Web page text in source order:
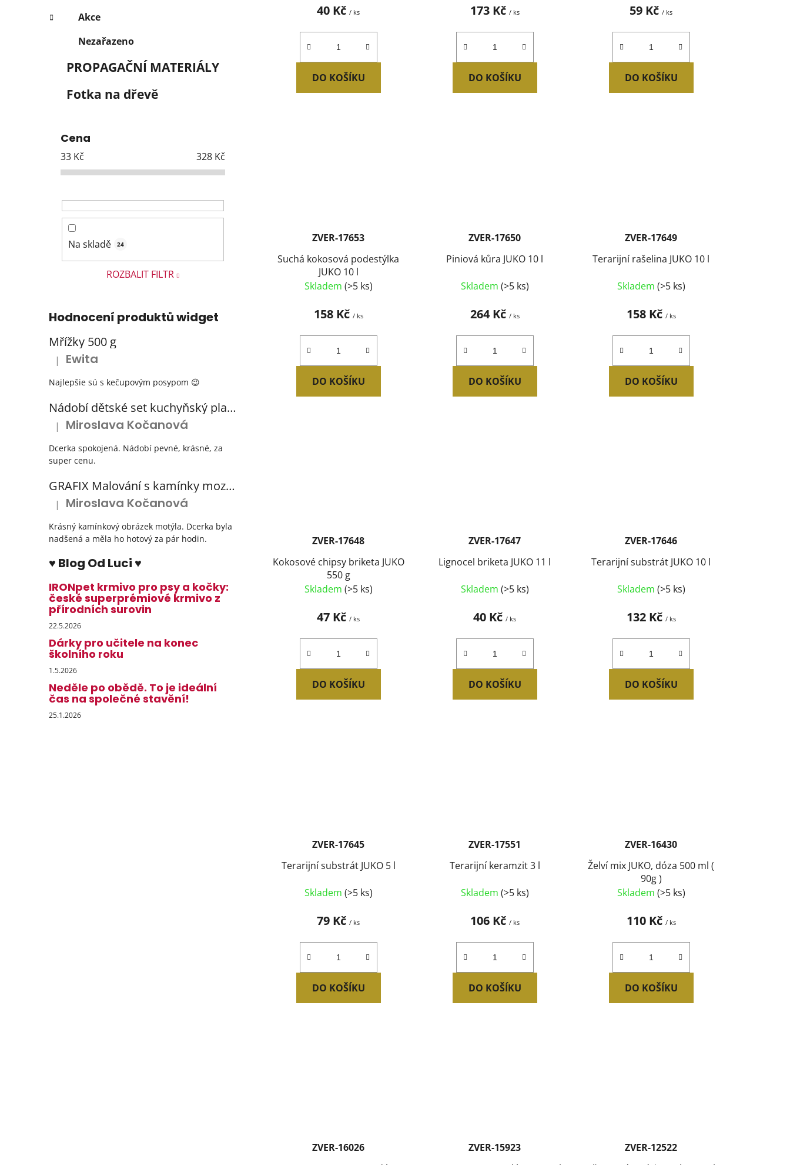
Akce
Nezařazeno
PROPAGAČNÍ MATERIÁLY
Fotka na dřevě
Cena
33 Kč 328 Kč
Na skladě 24
ROZBALIT FILTR
Hodnocení produktů widget
Mřížky 500 g
Hodnocení produktu je 5 z 5 hvězdiček.
| Ewita
Najlepšie sú s kečupovým posypom 😉
Nádobí dětské set kuchyňský plastový s odkapávačem 3 barvy
Hodnocení produktu je 5 z 5 hvězdiček.
| Miroslava Kočanová
Dcerka spokojená. Nádobí pevné, krásné, za
super cenu.
GRAFIX Malování s kamínky mozaika diamantový obrázek 3 druhy
Hodnocení produktu je 5 z 5 hvězdiček.
| Miroslava Kočanová
Krásný kamínkový obrázek motýla. Dcerka byla
nadšená a měla ho hotový za pár hodin.
♥ Blog Od Luci ♥
IRONpet krmivo pro psy a kočky:
české superprémiové krmivo z
přírodních surovin
22.5.2026
Dárky pro učitele na konec
školního roku
1.5.2026
Neděle po obědě. To je ideální
čas na společné stavění!
25.1.2026
40 Kč/ ks
DO KOŠÍKU
173 Kč / ks
DO KOŠÍKU
59 Kč/ ks
DO KOŠÍKU
ZVER-17653
Suchá kokosová podestýlka
JUKO 10 l
Skladem (>5 ks)
158 Kč / ks
DO KOŠÍKU
ZVER-17650
Piniová kůra JUKO 10 l
Skladem (>5 ks)
264 Kč / ks
DO KOŠÍKU
ZVER-17649
Terarijní rašelina JUKO 10 l
Skladem (>5 ks)
158 Kč / ks
DO KOŠÍKU
ZVER-17648
Kokosové chipsy briketa JUKO
550 g
Skladem (>5 ks)
47 Kč/ ks
DO KOŠÍKU
ZVER-17647
Lignocel briketa JUKO 11 l
Skladem (>5 ks)
40 Kč/ ks
DO KOŠÍKU
ZVER-17646
Terarijní substrát JUKO 10 l
Skladem (>5 ks)
132 Kč / ks
DO KOŠÍKU
ZVER-17645
Terarijní substrát JUKO 5 l
Skladem (>5 ks)
79 Kč/ ks
DO KOŠÍKU
ZVER-17551
Terarijní keramzit 3 l
Skladem (>5 ks)
106 Kč / ks
DO KOŠÍKU
ZVER-16430
Želví mix JUKO, dóza 500 ml (
90g )
Skladem (>5 ks)
110 Kč / ks
DO KOŠÍKU
ZVER-16026
ZVER-15923
ZVER-12522